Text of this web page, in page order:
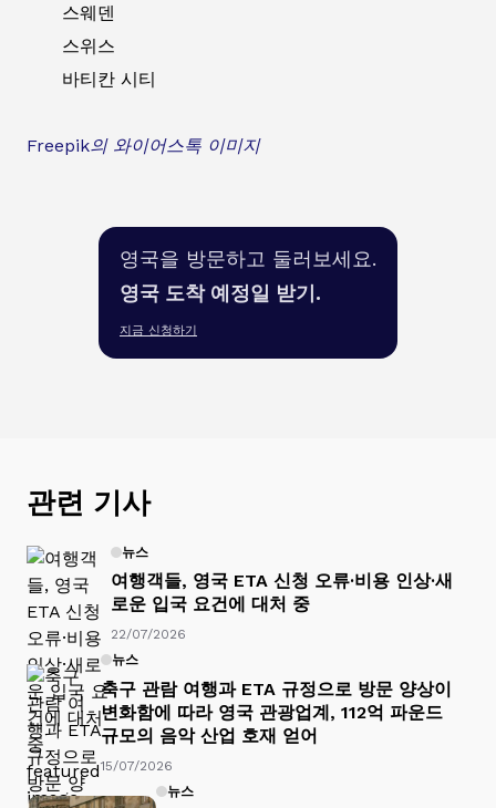
스웨덴
스위스
바티칸 시티
Freepik의 와이어스톡 이미지
영국을 방문하고 둘러보세요.
영국 도착 예정일 받기.
지금 신청하기
관련 기사
뉴스
여행객들, 영국 ETA 신청 오류·비용 인상·새
로운 입국 요건에 대처 중
22/07/2026
뉴스
축구 관람 여행과 ETA 규정으로 방문 양상이
변화함에 따라 영국 관광업계, 112억 파운드
규모의 음악 산업 호재 얻어
15/07/2026
뉴스